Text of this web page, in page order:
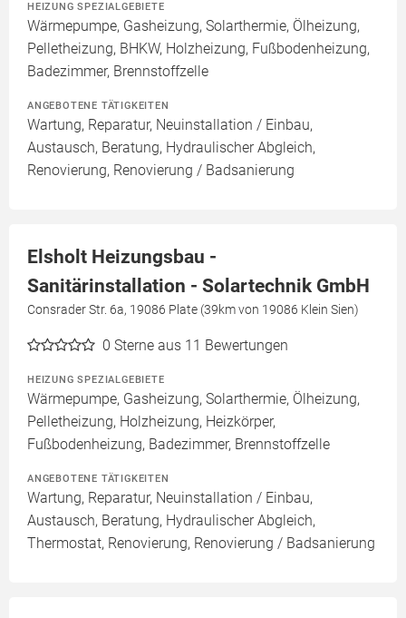
HEIZUNG SPEZIALGEBIETE
Wärmepumpe, Gasheizung, Solarthermie, Ölheizung,
Pelletheizung, BHKW, Holzheizung, Fußbodenheizung,
Badezimmer, Brennstoffzelle
ANGEBOTENE TÄTIGKEITEN
Wartung, Reparatur, Neuinstallation / Einbau,
Austausch, Beratung, Hydraulischer Abgleich,
Renovierung, Renovierung / Badsanierung
Elsholt Heizungsbau -
Sanitärinstallation - Solartechnik GmbH
Consrader Str. 6a, 19086 Plate (39km von 19086 Klein Sien)
0 Sterne aus 11 Bewertungen
HEIZUNG SPEZIALGEBIETE
Wärmepumpe, Gasheizung, Solarthermie, Ölheizung,
Pelletheizung, Holzheizung, Heizkörper,
Fußbodenheizung, Badezimmer, Brennstoffzelle
ANGEBOTENE TÄTIGKEITEN
Wartung, Reparatur, Neuinstallation / Einbau,
Austausch, Beratung, Hydraulischer Abgleich,
Thermostat, Renovierung, Renovierung / Badsanierung